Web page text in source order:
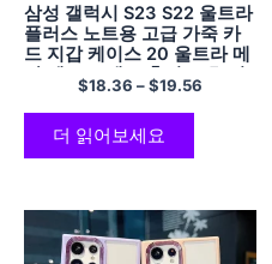
삼성 갤럭시 S23 S22 울트라
플러스 노트용 고급 가죽 카
드 지갑 케이스 20 울트라 메
탈 렌즈 스탠드 홀더 보호 커
$18.36 –$19.56
더 읽어보세요